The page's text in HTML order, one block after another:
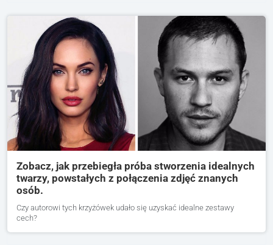
Zobacz, jak przebiegła próba stworzenia idealnych
twarzy, powstałych z połączenia zdjęć znanych
osób.
Czy autorowi tych krzyżówek udało się uzyskać idealne zestawy
cech?